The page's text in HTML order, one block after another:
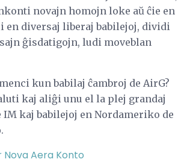
novajn homojn loke aŭ ĉie en
en diversaj liberaj babilejoj, dividi
ĝisdatigojn, ludi moveblan
kun babilaj ĉambroj de AirG?
kaj aliĝi unu el la plej grandaj
IM kaj babilejoj en Nordameriko de
Nova Aera Konto